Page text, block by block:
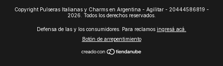
Copyright Pulseras Italianas y Charms en Argentina - Agilitar - 20444586819 -
2026. Todos los derechos reservados.
Defensa de las y los consumidores. Para reclamos ingresá acá.
Botón de arrepentimiento